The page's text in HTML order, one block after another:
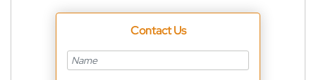
Contact Us